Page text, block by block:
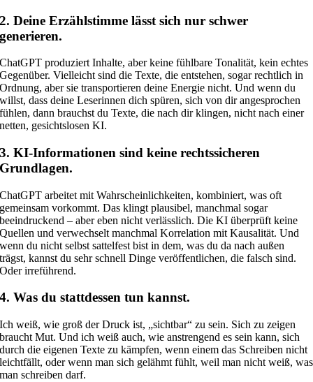
2. Deine Erzählstimme lässt sich nur schwer
generieren.
ChatGPT produziert Inhalte, aber keine fühlbare Tonalität, kein echtes
Gegenüber. Vielleicht sind die Texte, die entstehen, sogar rechtlich in
Ordnung, aber sie transportieren deine Energie nicht. Und wenn du
willst, dass deine Leserinnen dich spüren, sich von dir angesprochen
fühlen, dann brauchst du Texte, die nach dir klingen, nicht nach einer
netten, gesichtslosen KI.
3. KI-Informationen sind keine rechtssicheren
Grundlagen.
ChatGPT arbeitet mit Wahrscheinlichkeiten, kombiniert, was oft
gemeinsam vorkommt. Das klingt plausibel, manchmal sogar
beeindruckend – aber eben nicht verlässlich. Die KI überprüft keine
Quellen und verwechselt manchmal Korrelation mit Kausalität. Und
wenn du nicht selbst sattelfest bist in dem, was du da nach außen
trägst, kannst du sehr schnell Dinge veröffentlichen, die falsch sind.
Oder irreführend.
4. Was du stattdessen tun kannst.
Ich weiß, wie groß der Druck ist, „sichtbar“ zu sein. Sich zu zeigen
braucht Mut. Und ich weiß auch, wie anstrengend es sein kann, sich
durch die eigenen Texte zu kämpfen, wenn einem das Schreiben nicht
leichtfällt, oder wenn man sich gelähmt fühlt, weil man nicht weiß, was
man schreiben darf.